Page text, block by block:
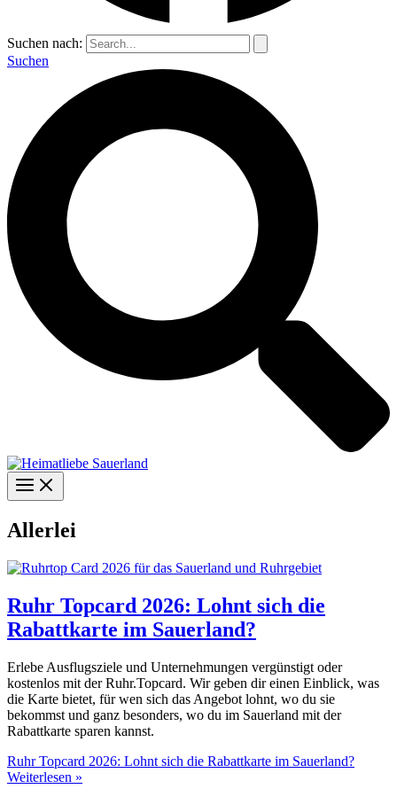
Suchen nach:
Suchen
Allerlei
Ruhr Topcard 2026: Lohnt sich die
Rabattkarte im Sauerland?
Erlebe Ausflugsziele und Unternehmungen vergünstigt oder
kostenlos mit der Ruhr.Topcard. Wir geben dir einen Einblick, was
die Karte bietet, für wen sich das Angebot lohnt, wo du sie
bekommst und ganz besonders, wo du im Sauerland mit der
Rabattkarte sparen kannst.
Ruhr Topcard 2026: Lohnt sich die Rabattkarte im Sauerland?
Weiterlesen »